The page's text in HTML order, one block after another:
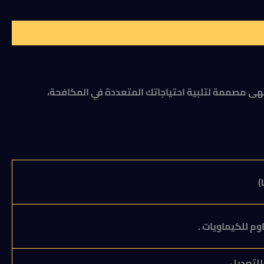
فهى مصممة لتلبية احتياجاتك المتعددة في المكافحة،
)
للكيماويات .